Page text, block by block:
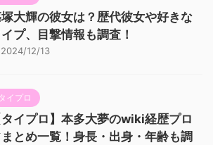
大輝の彼女は？歴代彼女や好きな
プ、目撃情報も調査！
2024/12/13
タイプロ
タイプロ】本多大夢のwiki経歴プロ
とめ一覧！身長・出身・年齢も調